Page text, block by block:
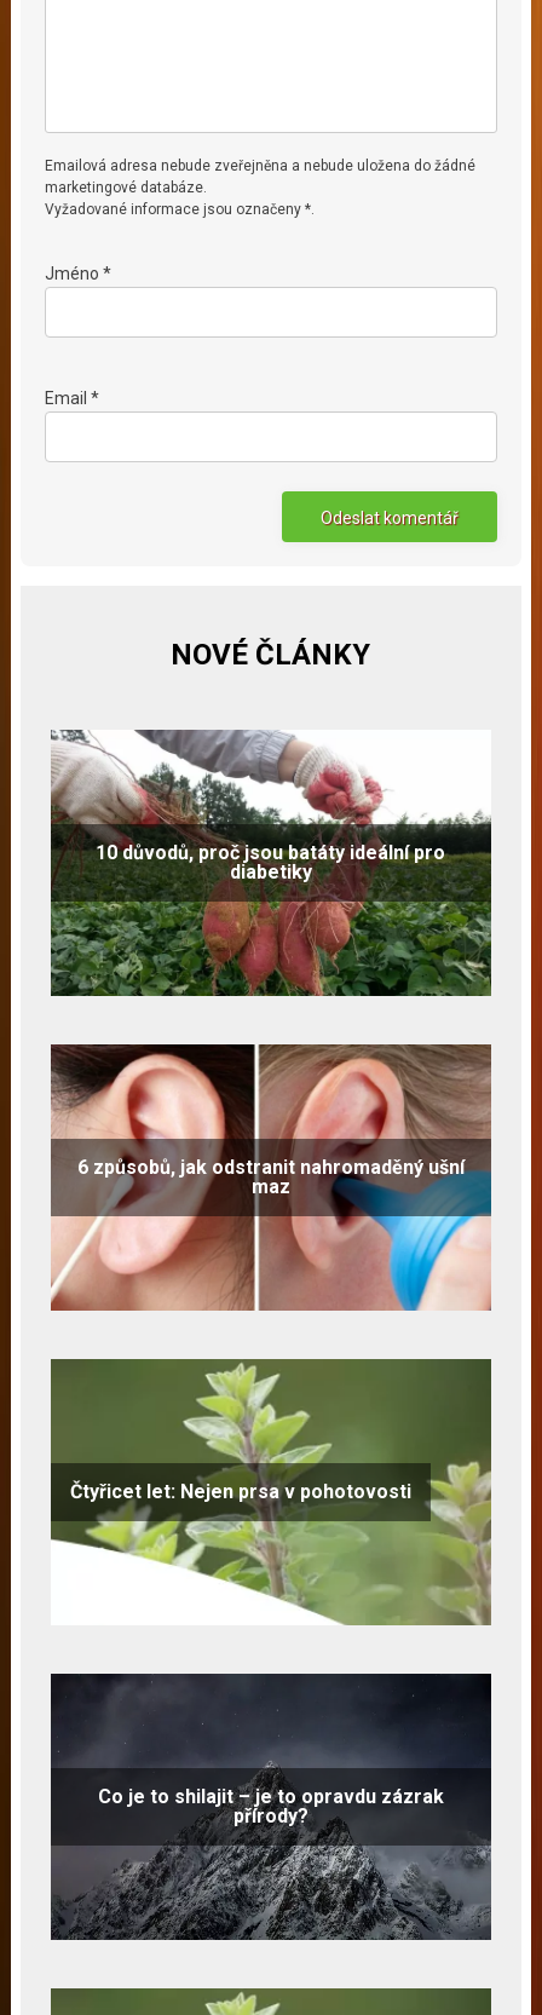
Emailová adresa nebude zveřejněna a nebude uložena do žádné
marketingové databáze.
Vyžadované informace jsou označeny *.
Jméno *
Email *
NOVÉ ČLÁNKY
10 důvodů, proč jsou batáty ideální pro
diabetiky
6 způsobů, jak odstranit nahromaděný ušní
maz
Čtyřicet let: Nejen prsa v pohotovosti
Co je to shilajit – je to opravdu zázrak
přírody?